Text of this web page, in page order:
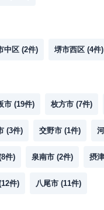
中区 (2件) 堺市西区 (4件)
市 (19件) 枚方市 (7件)
(3件) 交野市 (1件)
8件) 泉南市 (2件) 摂
12件) 八尾市 (11件)